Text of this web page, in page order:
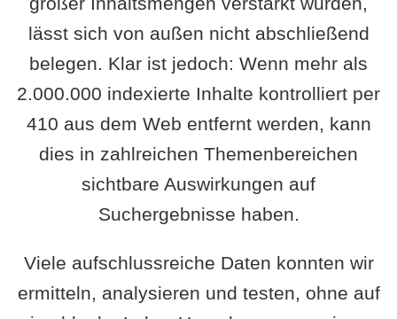
lässt sich von außen nicht abschließend
belegen. Klar ist jedoch: Wenn mehr als
2.000.000 indexierte Inhalte kontrolliert per
410 aus dem Web entfernt werden, kann
dies in zahlreichen Themenbereichen
sichtbare Auswirkungen auf
Suchergebnisse haben.
Viele aufschlussreiche Daten konnten wir
ermitteln, analysieren und testen, ohne auf